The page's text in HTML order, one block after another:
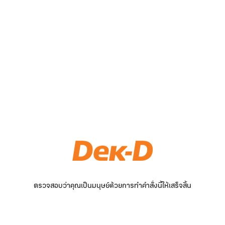
ตรวจสอบว่าคุณเป็นมนุษย์ด้วยการทำคำสั่งนี้ให้เสร็จสิ้น